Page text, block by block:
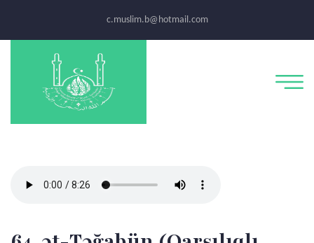
c.muslim.b@hotmail.com